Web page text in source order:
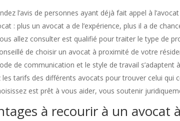
l’avis de personnes ayant déjà fait appel à
: plus un avocat a de l’expérience, plus il a de
allez consulter est qualifié pour traiter le type de
de choisir un avocat à proximité de votre
de communication et le style de travail
les tarifs des différents avocats pour trouver celui qui
est prêt à vous aider, vous soutenir
à recourir à un avocat